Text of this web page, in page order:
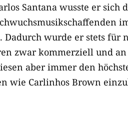
Santana wusste er
wurde er stets für
zwar kommerziell und
aber immer den
wie Carlinhos Brown